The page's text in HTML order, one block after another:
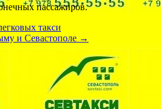
пассажиров.
такси
и Севастополе →